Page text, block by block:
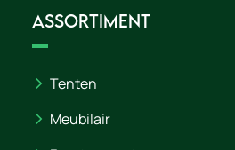
Assortiment
Tenten
Meubilair